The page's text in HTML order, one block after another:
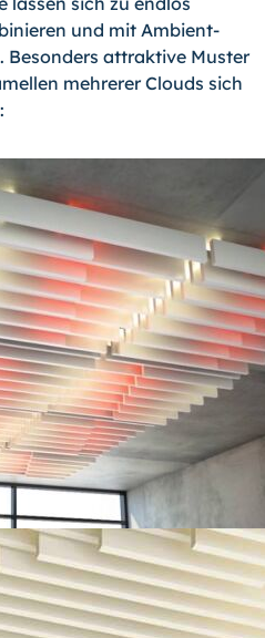
und mit Am­bient-
Besonders attraktive Muster
mehrerer Clouds sich